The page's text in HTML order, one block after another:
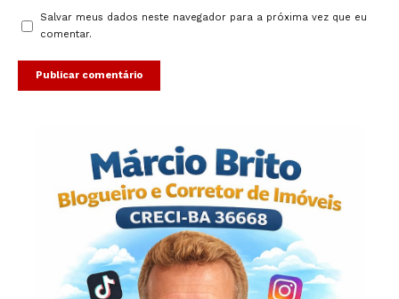
Salvar meus dados neste navegador para a próxima vez que eu
comentar.